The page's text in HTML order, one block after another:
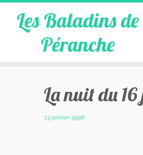
Les Baladins de
Péranche
La nuit du
13 janvier 1998